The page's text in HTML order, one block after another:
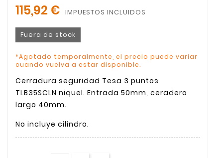
115,92 € IMPUESTOS INCLUIDOS
Fuera de stock
*Agotado temporalmente, el precio puede variar
cuando vuelva a estar disponible.
Cerradura seguridad Tesa 3 puntos
TLB35SCLN niquel. Entrada 50mm, ceradero
largo 40mm.
No incluye cilindro.